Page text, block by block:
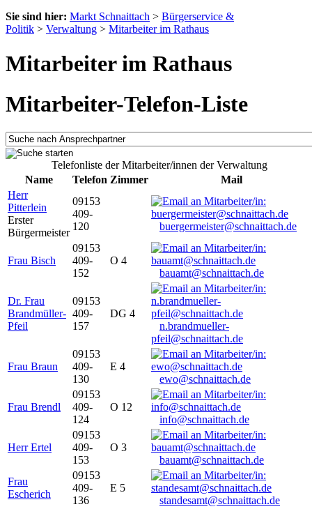
Sie sind hier: Markt Schnaittach > Bürgerservice &
Politik > Verwaltung > Mitarbeiter im Rathaus
Mitarbeiter im Rathaus
Mitarbeiter-Telefon-Liste
Telefonliste der Mitarbeiter/innen der Verwaltung
Name
Telefon Zimmer
Mail
Herr
Pitterlein
Erster
Bürgermeister
09153
409-
120
buergermeister@schnaittach.de
Frau Bisch
09153
409-
152
O 4
bauamt@schnaittach.de
Dr. Frau
Brandmüller-
Pfeil
09153
409-
157
DG 4
n.brandmueller-
pfeil@schnaittach.de
Frau Braun
09153
409-
130
E 4
ewo@schnaittach.de
Frau Brendl
09153
409-
124
O 12
info@schnaittach.de
Herr Ertel
09153
409-
153
O 3
bauamt@schnaittach.de
Frau
Escherich
09153
409-
136
E 5
standesamt@schnaittach.de